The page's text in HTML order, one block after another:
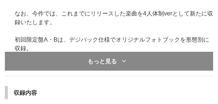
なお、今作では、これまでにリリースした楽曲を4人体制verとして新たに収
録いたします。
初回限定盤A・Bは、デジパック仕様でオリジナルフォトブックを形態別に
収録。
2026年5月24日(日)には、チケット即完で大成功を収めた初の全国ツアー
ガーデンシアターで開催。
もっと見る
収録内容